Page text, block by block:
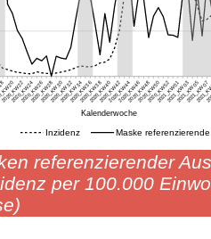
referenzierender
per 100.000